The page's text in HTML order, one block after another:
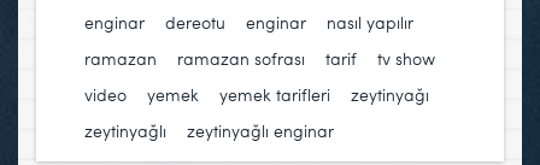
enginar
dereotu enginar nasıl yapılır
ramazan
ramazan sofrası tarif tv show
video
yemek yemek tarifleri zeytinyağı
zeytinyağlı
zeytinyağlı enginar